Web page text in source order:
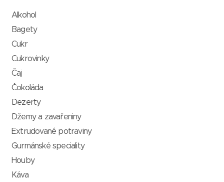
Alkohol
Bagety
Cukr
Cukrovinky
Čaj
Čokoláda
Dezerty
Džemy a zavařeniny
Extrudované potraviny
Gurmánské speciality
Houby
Káva